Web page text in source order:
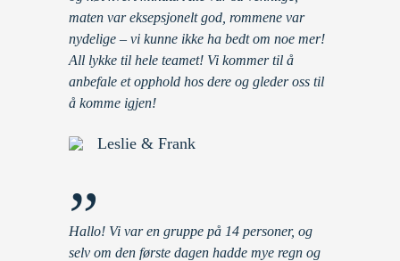
maten var eksepsjonelt god, rommene var
nydelige – vi kunne ikke ha bedt om noe mer!
All lykke til hele teamet! Vi kommer til å
anbefale et opphold hos dere og gleder oss til
å komme igjen!
Leslie & Frank
”
Hallo! Vi var en gruppe på 14 personer, og
selv om den første dagen hadde mye regn og